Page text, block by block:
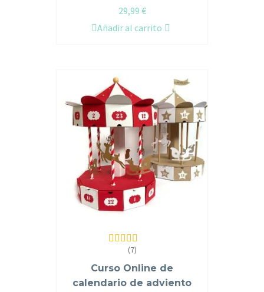
29,99 €
Añadir al carrito
Valorado en
de 5
(7)
Curso Online de
calendario de adviento